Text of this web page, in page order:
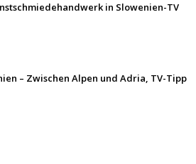
in Slowenien-TV
– Zwischen Alpen und Adria, TV-Tipp